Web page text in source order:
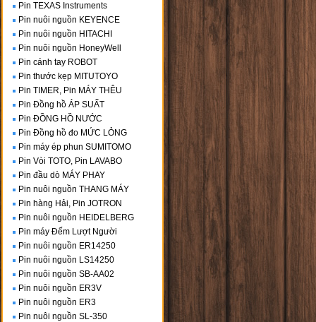
Pin TEXAS Instruments
Pin nuôi nguồn KEYENCE
Pin nuôi nguồn HITACHI
Pin nuôi nguồn HoneyWell
Pin cánh tay ROBOT
Pin thước kẹp MITUTOYO
Pin TIMER, Pin MÁY THÊU
Pin Đồng hồ ÁP SUẤT
Pin ĐỒNG HỒ NƯỚC
Pin Đồng hồ đo MỨC LỎNG
Pin máy ép phun SUMITOMO
Pin Vòi TOTO, Pin LAVABO
Pin đầu dò MÁY PHAY
Pin nuôi nguồn THANG MÁY
Pin hàng Hải, Pin JOTRON
Pin nuôi nguồn HEIDELBERG
Pin máy Đếm Lượt Người
Pin nuôi nguồn ER14250
Pin nuôi nguồn LS14250
Pin nuôi nguồn SB-AA02
Pin nuôi nguồn ER3V
Pin nuôi nguồn ER3
Pin nuôi nguồn SL-350